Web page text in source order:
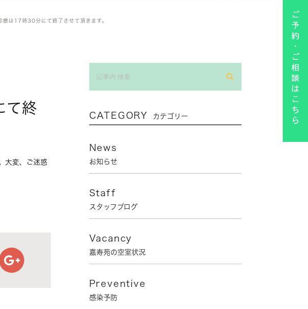
は17時30分にて終了させて頂きます。
て終
大変、ご迷惑
CATEGORY カテゴリー
News
お知らせ
Staff
スタッフブログ
Vacancy
嘉寿苑の空室状況
Preventive
感染予防